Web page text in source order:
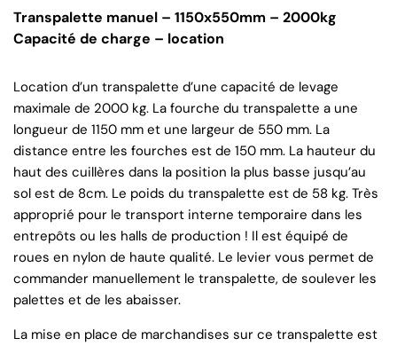
Transpalette manuel – 1150x550mm – 2000kg
Capacité de charge – location
Location d’un transpalette d’une capacité de levage
maximale de 2000 kg. La fourche du transpalette a une
longueur de 1150 mm et une largeur de 550 mm. La
distance entre les fourches est de 150 mm. La hauteur du
haut des cuillères dans la position la plus basse jusqu’au
sol est de 8cm. Le poids du transpalette est de 58 kg. Très
approprié pour le transport interne temporaire dans les
entrepôts ou les halls de production ! Il est équipé de
roues en nylon de haute qualité. Le levier vous permet de
commander manuellement le transpalette, de soulever les
palettes et de les abaisser.
La mise en place de marchandises sur ce transpalette est